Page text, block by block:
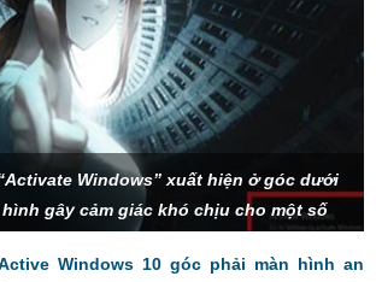
Windows” xuất hiện ở góc dưới
gây cảm giác khó chịu cho một số
Windows 10 góc phải màn hình an